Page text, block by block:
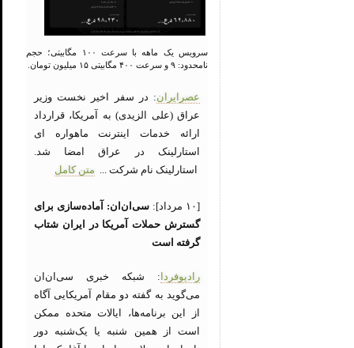
سرویس یک ماهه با سرعت ۱۰۰ مگابیتی؛ حجم
نامحدود: ۹ و سرعت ۴۰۰ مگابیتی ۱۵ میلیون تومان.
عصرایران: در سفر اخیر نخست وزیر
عراق (علی الزیدی) به آمریکا، قرارداد
ارائه خدمات اینترنت ماهواره ای
استارلینک در عراق امضا شد.
استارلینک نام شرکت ... متن کامل
[۱۰ مرداد]:
سی‌ان‌ان: آماده‌سازی برای
گسترش حملات آمریکا در ایران شتاب
گرفته است
رادیوفردا : شبکه خبری سی‌ان‌ان
می‌گوید به گفته دو مقام آمریکایی آگاه
از این برنامه‌ها، ایالات متحده ممکن
است از همین شنبه یا یک‌شنبه دور